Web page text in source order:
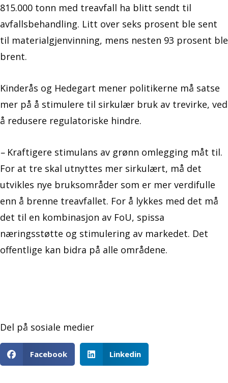
815.000 tonn med treavfall ha blitt sendt til
avfallsbehandling. Litt over seks prosent ble sent
til materialgjenvinning, mens nesten 93 prosent ble
brent.
Kinderås og Hedegart mener politikerne må satse
mer på å stimulere til sirkulær bruk av trevirke, ved
å redusere regulatoriske hindre.
– Kraftigere stimulans av grønn omlegging måt til.
For at tre skal utnyttes mer sirkulært, må det
utvikles nye bruksområder som er mer verdifulle
enn å brenne treavfallet. For å lykkes med det må
det til en kombinasjon av FoU, spissa
næringsstøtte og stimulering av markedet. Det
offentlige kan bidra på alle områdene.
Del på sosiale medier
Facebook Linkedin